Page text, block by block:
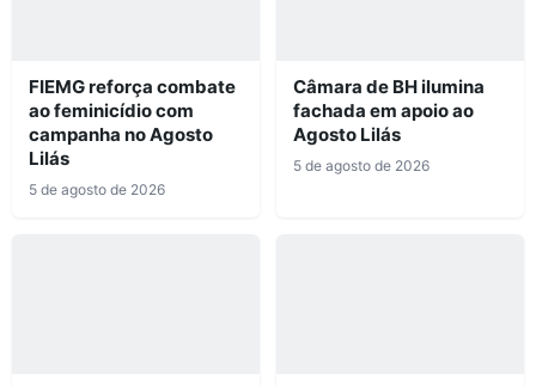
FIEMG reforça combate
ao feminicídio com
campanha no Agosto
Lilás
5 de agosto de 2026
Câmara de BH ilumina
fachada em apoio ao
Agosto Lilás
5 de agosto de 2026